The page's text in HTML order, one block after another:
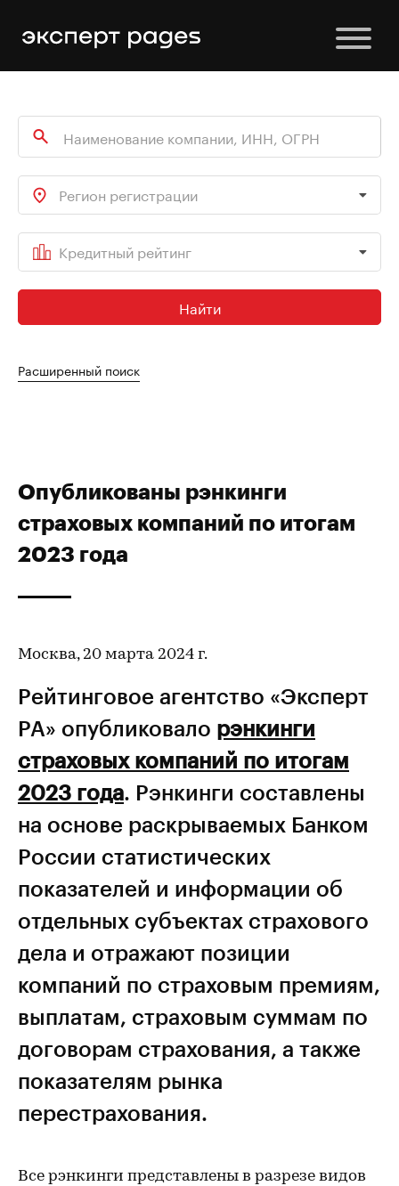
Регион регистрации
Кредитный рейтинг
Найти
Расширенный поиск
Опубликованы рэнкинги
страховых компаний по итогам
2023 года
Москва, 20 марта 2024 г.
Рейтинговое агентство «Эксперт
РА» опубликовало рэнкинги
страховых компаний по итогам
2023 года. Рэнкинги составлены
на основе раскрываемых Банком
России статистических
показателей и информации об
отдельных субъектах страхового
дела и отражают позиции
компаний по страховым премиям,
выплатам, страховым суммам по
договорам страхования, а также
показателям рынка
перестрахования.
Все рэнкинги представлены в разрезе видов